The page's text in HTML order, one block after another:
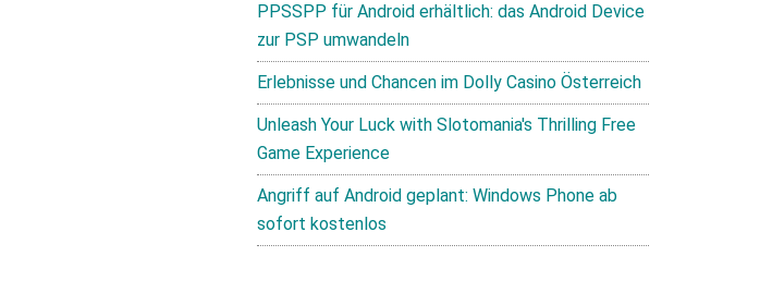
PPSSPP für Android erhältlich: das Android Device
zur PSP umwandeln
Erlebnisse und Chancen im Dolly Casino Österreich
Unleash Your Luck with Slotomania's Thrilling Free
Game Experience
Angriff auf Android geplant: Windows Phone ab
sofort kostenlos